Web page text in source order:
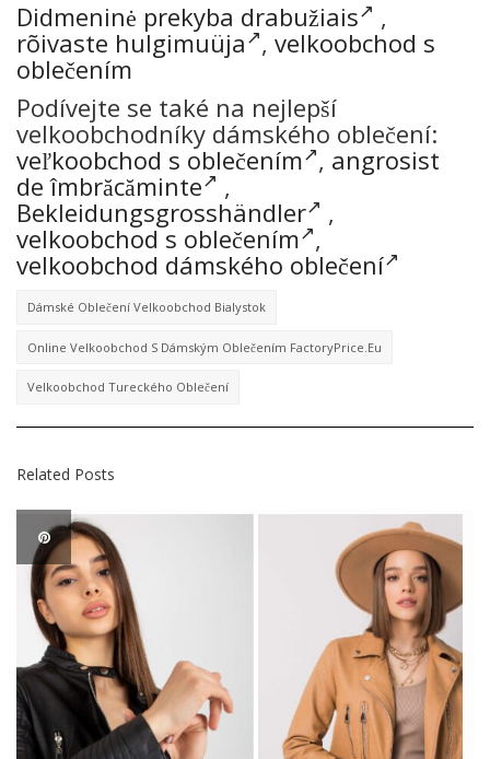
Didmeninė prekyba drabužiais
,
rõivaste hulgimuüja , velkoobchod s
oblečením
Podívejte se také na nejlepší
velkoobchodníky dámského oblečení:
veľkoobchod s oblečením , angrosist
de îmbrăcăminte
,
Bekleidungsgrosshändler
,
velkoobchod s oblečením ,
velkoobchod dámského oblečení
Dámské Oblečení Velkoobchod Bialystok
Online Velkoobchod S Dámským Oblečením FactoryPrice.eu
Velkoobchod Tureckého Oblečení
Related Posts